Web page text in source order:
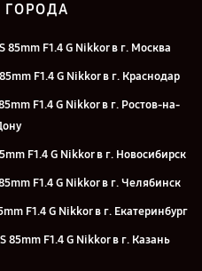
ГОРОДА
F1.4 G Nikkor в г. Москва
F1.4 G Nikkor в г. Краснодар
F1.4 G Nikkor в г. Ростов-на-
F1.4 G Nikkor в г. Новосибирск
F1.4 G Nikkor в г. Челябинск
F1.4 G Nikkor в г. Екатеринбург
F1.4 G Nikkor в г. Казань